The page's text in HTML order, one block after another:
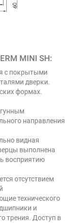
MINI SH:
с покрытыми
дверки.
формах.
направления
видная
выполнена
восприятию
отсутствием
технического
и
трения. Доступ в